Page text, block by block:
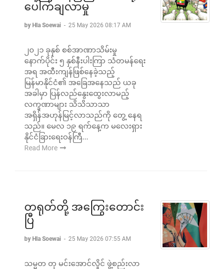
ပေါက်ချလာမှု
by Hla Soewai - 25 May 2026 08:17 AM
၂၀၂၁ ခုနှစ် စစ်အာဏာသိမ်းမှု
နောက်ပိုင်း ၅ နှစ်နီးပါးကြာ သံတမန်ရေး
အရ အထီးကျန်ဖြစ်နေခဲ့သည့်
မြန်မာနိုင်ငံ၏ အခြေအနေသည် ယခု
အခါမှာ ပြန်လည်နွေးထွေးလာမည့်
လက္ခဏာများ သိသိသာသာ
အရှိန်အဟုန်မြင့်လာသည်ကို တွေ့ နေရ
သည်။ မေလ ၁၉ ရက်နေ့က မလေးရှား
နိုင်ငံခြားရေးဝန်ကြီ...
Read More
တရုတ်တို့ အကြွေးတောင်း
ပြီ
by Hla Soewai - 25 May 2026 07:55 AM
သမ္မတ တု မင်းအောင်လှိုင် ဖွဲ့စည်းလာ